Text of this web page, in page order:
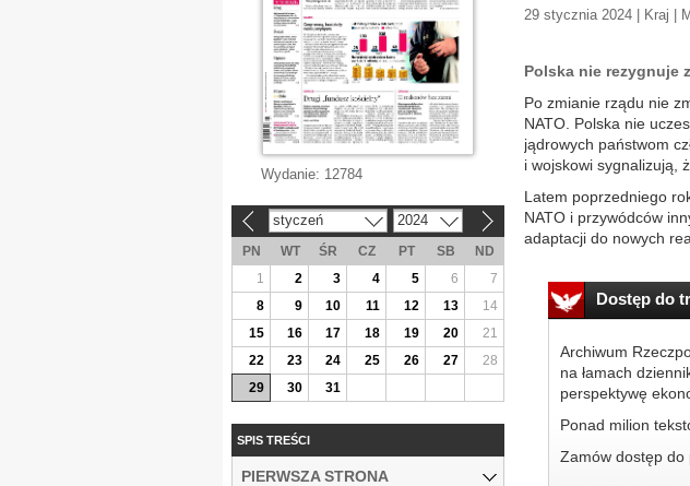
29 stycznia 2024 | Kraj |
Polska nie rezygnuje
Po zmianie rządu nie
NATO. Polska nie
jądrowych państwom
i wojskowi sygnalizują,
Latem poprzedniego
NATO i przywódców
adaptacji do nowych
Dostęp do
Archiwum
na łamach
perspektywę
Ponad milion
Zamów dostęp do
Wydanie: 12784
styczeń 2024
PN WT ŚR CZ PT SB
ND
1
2 3 4 5 6
7
8
9 10 11 12 13
14
15
16 17 18 19 20
21
22
23 24 25 26 27
28
29
30 31
SPIS TREŚCI
PIERWSZA STRONA